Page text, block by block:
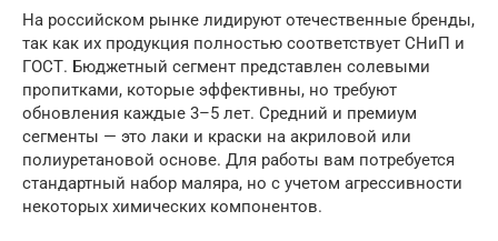
На российском рынке лидируют отечественные бренды,
так как их продукция полностью соответствует СНиП и
ГОСТ. Бюджетный сегмент представлен солевыми
пропитками, которые эффективны, но требуют
обновления каждые 3–5 лет. Средний и премиум
сегменты — это лаки и краски на акриловой или
полиуретановой основе. Для работы вам потребуется
стандартный набор маляра, но с учетом агрессивности
некоторых химических компонентов.